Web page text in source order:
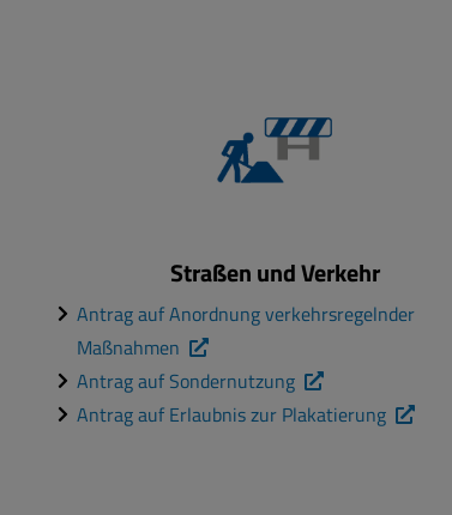
Straßen und Verkehr
Antrag auf Anordnung verkehrsregelnder
Maßnahmen
Antrag auf Sondernutzung
Antrag auf Erlaubnis zur Plakatierung